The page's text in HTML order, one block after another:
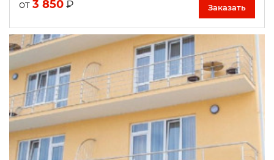
от 3 850 ₽ Заказать